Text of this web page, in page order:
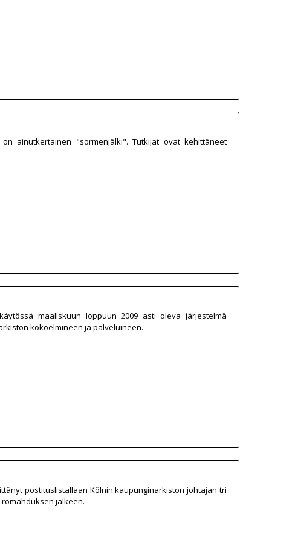
ainutkertainen "sormenjälki". Tutkijat ovat kehittäneet
maaliskuun loppuun 2009 asti oleva järjestelmä
kokoelmineen ja palveluineen.
postituslistallaan Kölnin kaupunginarkiston johtajan tri
jälkeen.